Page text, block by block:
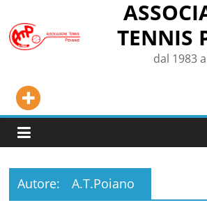
contenuto
TENNIS
dal 1983
Autore: A.T.Poiano